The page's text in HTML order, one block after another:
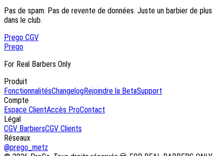
Pas de spam. Pas de revente de données. Juste un barbier de plus
dans le club.
Prego CGV
Prego
For Real Barbers Only
Produit
FonctionnalitésChangelogRejoindre la BetaSupport
Compte
Espace ClientAccès ProContact
Légal
CGV BarbiersCGV Clients
Réseaux
@prego_metz